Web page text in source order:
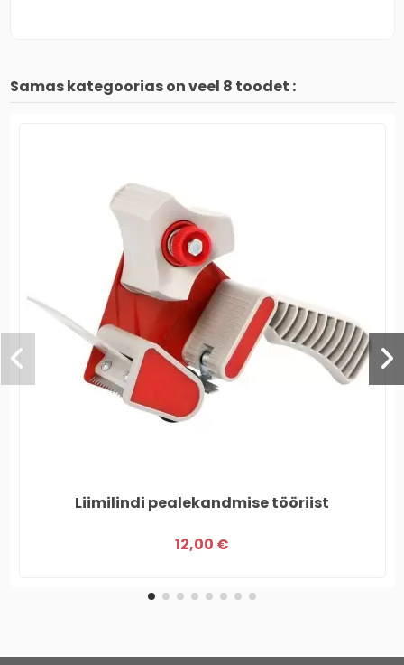
Samas kategoorias on veel 8 toodet :
Liimilindi pealekandmise tööriist
12,00 €